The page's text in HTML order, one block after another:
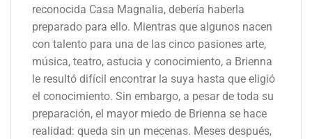
reconocida Casa Magnalia, debería haberla
preparado para ello. Mientras que algunos nacen
con talento para una de las cinco pasiones arte,
música, teatro, astucia y conocimiento, a Brienna
le resultó difícil encontrar la suya hasta que eligió
el conocimiento. Sin embargo, a pesar de toda su
preparación, el mayor miedo de Brienna se hace
realidad: queda sin un mecenas. Meses después,